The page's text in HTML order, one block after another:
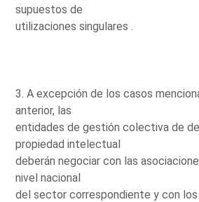
supuestos de
utilizaciones singulares .
3. A excepción de los casos
anterior, las
entidades de gestión colectiva de
propiedad intelectual
deberán negociar con las
nivel nacional
del sector correspondiente y con los